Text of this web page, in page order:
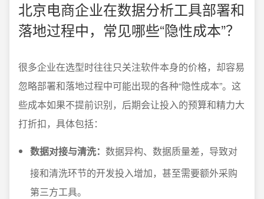
北京电商企业在数据分析工具部署和
落地过程中，常见哪些“隐性成本”？
很多企业在选型时往往只关注软件本身的价格，却容易
忽略部署和落地过程中可能出现的各种“隐性成本”。这
些成本如果不提前识别，后期会让投入的预算和精力大
打折扣，具体包括：
数据对接与清洗： 数据异构、数据质量差，导致对
接和清洗环节的开发投入增加，甚至需要额外采购
第三方工具。